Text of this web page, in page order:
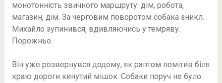
монотонність звичного маршруту: дім, робота,
магазин, дім. За черговим поворотом собака зникл.
Михайло зупинився, вдивляючись у темряву.
Порожньо.
Він уже розвернувся додому, як раптом помітив біля
краю дороги кинутий мішок. Собаки поруч не було.